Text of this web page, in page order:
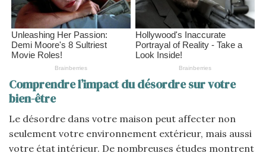
Comprendre l’impact du désordre sur votre
bien-être
Le désordre dans votre maison peut affecter non
seulement votre environnement extérieur, mais aussi
votre état intérieur. De nombreuses études montrent